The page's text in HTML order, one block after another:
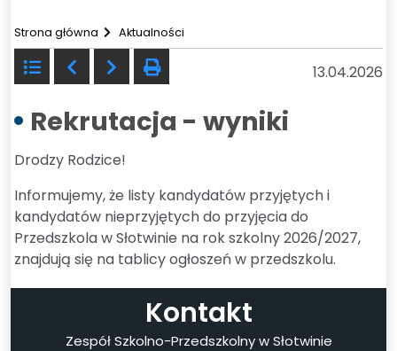
Strona główna Aktualności
Powrót
do
listy
Poprzedni
Następny
drukuj 13.04.2026
Rekrutacja - wyniki
Drodzy Rodzice!
Informujemy, że listy kandydatów przyjętych i
kandydatów nieprzyjętychdo przyjęcia do
Przedszkola w Słotwinie na rok szkolny 2026/2027,
znajdują się na tablicy ogłoszeń w przedszkolu.
Kontakt
Zespół Szkolno-Przedszkolny w Słotwinie